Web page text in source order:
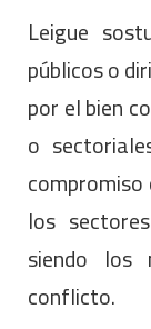
Leigue
públicos o
por el bien
o
los
siendo los
conflicto.